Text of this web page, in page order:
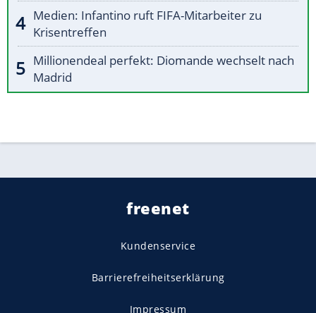
Medien: Infantino ruft FIFA-Mitarbeiter zu
Krisentreffen
Millionendeal perfekt: Diomande wechselt nach
Madrid
freenet
Kundenservice
Barrierefreiheitserklärung
Impressum